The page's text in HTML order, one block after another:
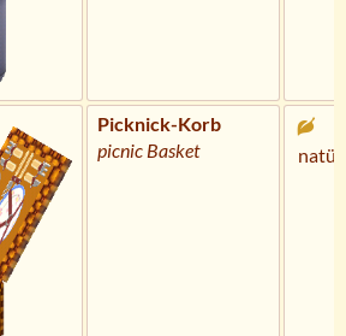
Picknick-Korb
picnic Basket